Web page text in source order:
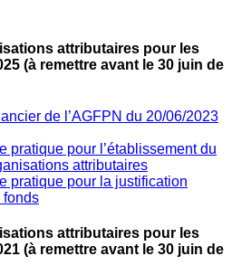
attributaires pour les
(à remettre avant le 30 juin de
de l’AGFPN du 20/06/2023
pratique pour l’établissement du
attributaires
pratique pour la justification
fonds
attributaires pour les
(à remettre avant le 30 juin de